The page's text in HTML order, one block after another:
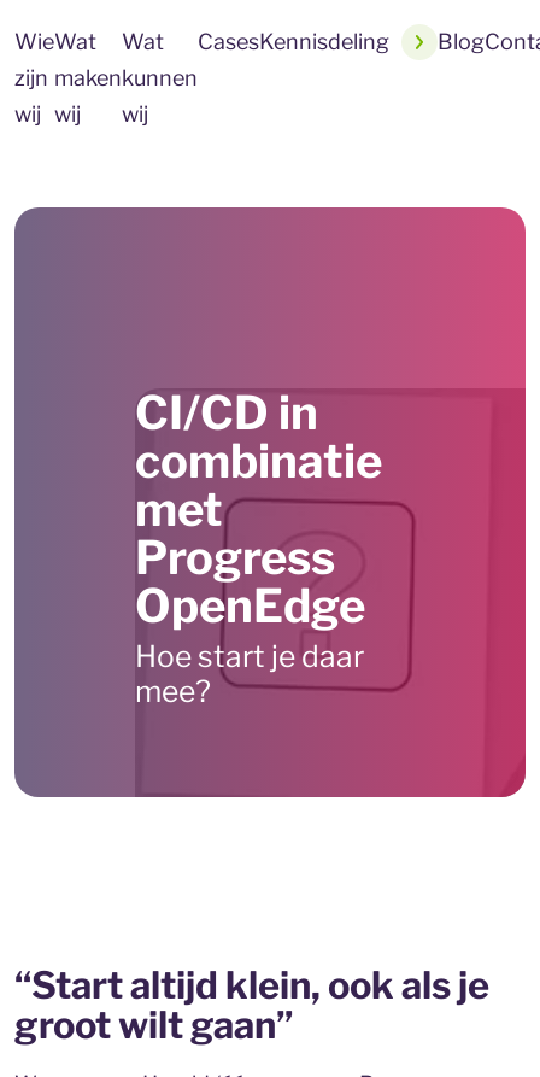
Wie
zijn
wij
Wat
maken
wij
Wat
kunnen
wij
CasesKennisdeling Blog
CI/CD in
combinatie
met
Progress
OpenEdge
Hoe start je daar
mee?
“Start altijd klein, ook als je
groot wilt gaan”